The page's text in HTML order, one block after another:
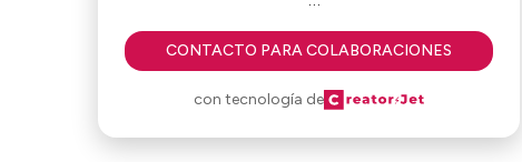
Lille et Paris 📍
CONTACTO PARA COLABORACIONES
con tecnología de